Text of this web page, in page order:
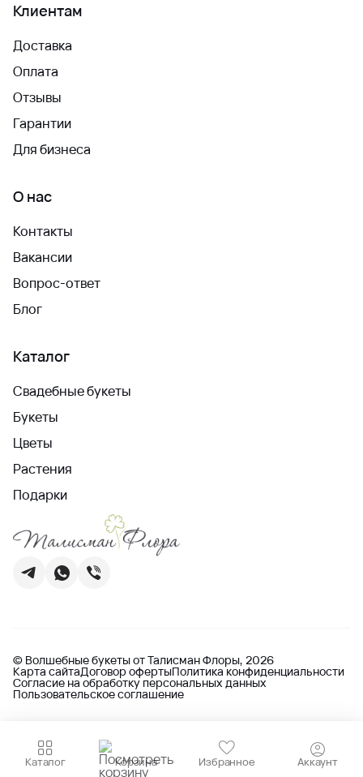
Каталог Корзина Избранное Аккаунт
Клиентам
Доставка
Оплата
Отзывы
Гарантии
Для бизнеса
О нас
Контакты
Вакансии
Вопрос-ответ
Блог
Каталог
Свадебные букеты
Букеты
Цветы
Растения
Подарки
© Волшебные букеты от Талисман Флоры, 2026
Карта сайтаДоговор офертыПолитика конфиденциальности
Согласие на обработку персональных данных
Пользовательское соглашение